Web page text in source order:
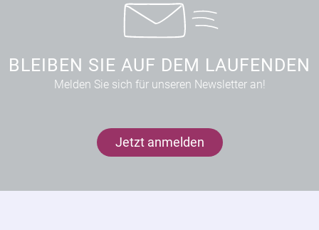
BLEIBEN SIE AUF DEM LAUFENDEN
Melden Sie sich für unseren Newsletter an!
Jetzt anmelden